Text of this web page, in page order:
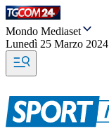
Mondo Mediaset
Lunedì 25 Marzo 2024